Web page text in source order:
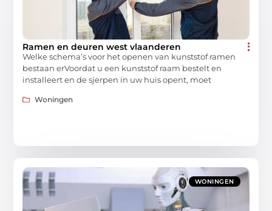
Ramen en deuren west vlaanderen
Welke schema’s voor het openen van kunststof ramen
bestaan ​​erVoordat u een kunststof raam bestelt en
installeert en de sjerpen in uw huis opent, moet
Woningen
WONINGEN